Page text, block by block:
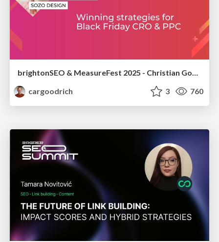
cargoodrich
3 760